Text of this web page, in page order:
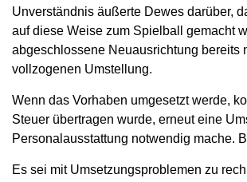
Unverständnis äußerte Dewes darüber,
auf diese Weise zum Spielball gemacht
abgeschlossene Neuausrichtung bereits
vollzogenen Umstellung.
Wenn das Vorhaben umgesetzt werde,
Steuer übertragen wurde, erneut eine
Personalausstattung notwendig mache.
Es sei mit Umsetzungsproblemen zu